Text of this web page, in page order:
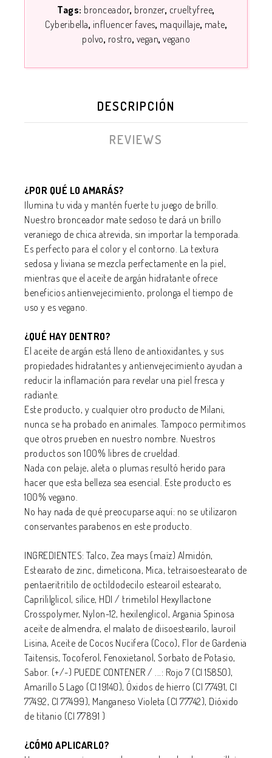
Tags: bronceador bronzer crueltyfree
Cyberibella influencer faves maquillaje mate
polvo rostro vegan vegano
DESCRIPCIÓN
REVIEWS
¿POR QUÉ LO AMARÁS?
Ilumina tu vida y mantén fuerte tu juego de brillo.
Nuestro bronceador mate sedoso te dará un brillo
veraniego de chica atrevida, sin importar la temporada.
Es perfecto para el color y el contorno. La textura
sedosa y liviana se mezcla perfectamente en la piel,
mientras que el aceite de argán hidratante ofrece
beneficios antienvejecimiento, prolonga el tiempo de
uso y es vegano.
¿QUÉ HAY DENTRO?
El aceite de argán está lleno de antioxidantes, y sus
propiedades hidratantes y antienvejecimiento ayudan a
reducir la inflamación para revelar una piel fresca y
radiante.
Este producto, y cualquier otro producto de Milani,
nunca se ha probado en animales. Tampoco permitimos
que otros prueben en nuestro nombre. Nuestros
productos son 100% libres de crueldad.
Nada con pelaje, aleta o plumas resultó herido para
hacer que esta belleza sea esencial. Este producto es
100% vegano.
No hay nada de qué preocuparse aquí: no se utilizaron
conservantes parabenos en este producto.
INGREDIENTES: Talco, Zea mays (maíz) Almidón,
Estearato de zinc, dimeticona, Mica, tetraisoestearato de
pentaeritritilo de octildodecilo estearoil estearato,
Caprililglicol, sílice, HDI / trimetilol Hexyllactone
Crosspolymer, Nylon-12, hexilenglicol, Argania Spinosa
aceite de almendra, el malato de diisoestearilo, lauroil
Lisina, Aceite de Cocos Nucifera (Coco), Flor de Gardenia
Taitensis, Tocoferol, Fenoxietanol, Sorbato de Potasio,
Sabor. (+/-) PUEDE CONTENER / ...: Rojo 7 (CI 15850),
Amarillo 5 Lago (CI 19140), Óxidos de hierro (CI 77491, CI
77492, CI 77499), Manganeso Violeta (CI 77742), Dióxido
de titanio (CI 77891 )
¿CÓMO APLICARLO?